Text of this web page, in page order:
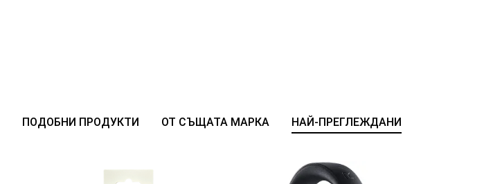
ПОДОБНИ ПРОДУКТИ ОТ СЪЩАТА МАРКА НАЙ-ПРЕГЛЕЖДАНИ